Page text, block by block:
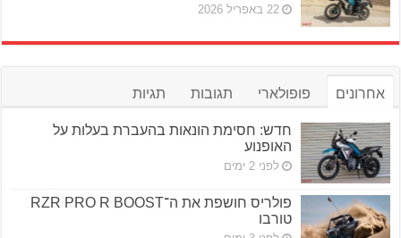
22 באפריל 2026
אחרונים פופולארי תגובות תגיות
חדש: חסימת הונאות בהעברת בעלות על
האופנוע
לפני 2 ימים
פולריס חושפת את ה־RZR PRO R BOOST
טורבו